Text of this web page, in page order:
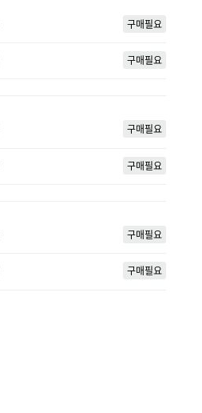
구매필요
구매필요
구매필요
구매필요
구매필요
구매필요